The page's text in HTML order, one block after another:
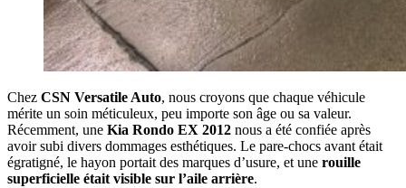
Chez CSN Versatile Auto, nous croyons que chaque véhicule
mérite un soin méticuleux, peu importe son âge ou sa valeur.
Récemment, une Kia Rondo EX 2012 nous a été confiée après
avoir subi divers dommages esthétiques. Le pare-chocs avant était
égratigné, le hayon portait des marques d’usure, et une rouille
superficielle était visible sur l’aile arrière.